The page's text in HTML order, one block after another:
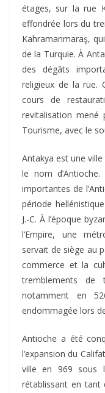
étages, sur la rue
effondrée lors du
Kahramanmaraş,
de la Turquie. À
des dégâts
religieux de la rue.
cours de
revitalisation
Tourisme, avec le
Antakya est une
le nom
importantes de
période
J.-C. À l’époque
l’Empire, une
servait de siège au
commerce et la
tremblements de
notamment en
endommagée lors
Antioche a été
l’expansion du
ville en 969 sous
rétablissant en tant